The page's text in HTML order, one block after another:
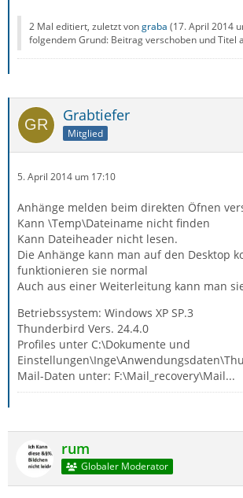
2 Mal editiert, zuletzt vongraba (17. April 2014
folgendem Grund: Beitrag verschoben und Titel
Grabtiefer
Mitglied
5. April 2014 um 17:10
Anhänge melden beim direkten Öfnen
Kann \Temp\Dateiname nicht finden
Kann Dateiheader nicht lesen.
Die Anhänge kann man auf den Desktop
funktionieren sie normal
Auch aus einer Weiterleitung kann man
Betriebssystem: Windows XP SP.3
Thunderbird Vers. 24.4.0
Profiles unter C:\Dokumente und
Mail-Daten unter: F:\Mail_recovery\Mail...
rum
Globaler Moderator